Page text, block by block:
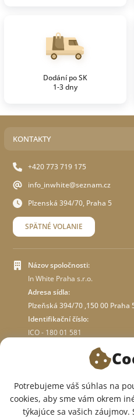
Dodání po SK
1-3 dny
KONTAKTY
+420 773 719 175
info_inwhite@seznam.cz
Plzenská 394/70, Praha 5
SPÄTNÉ VOLANIE
Názov spoločnosti:
In White Praha s.r.o.
Adresa sídla:
Plzeňská 394/70 ,150 00 Praha
Identifikační číslo:
ICO - 180 01 581
O OBCHODE
SME V SOCIÁLNYCH SIEŤACH:
Potrebujeme váš súhlas na
cookies, aby sme vám okrem
týkajúce sa vašich